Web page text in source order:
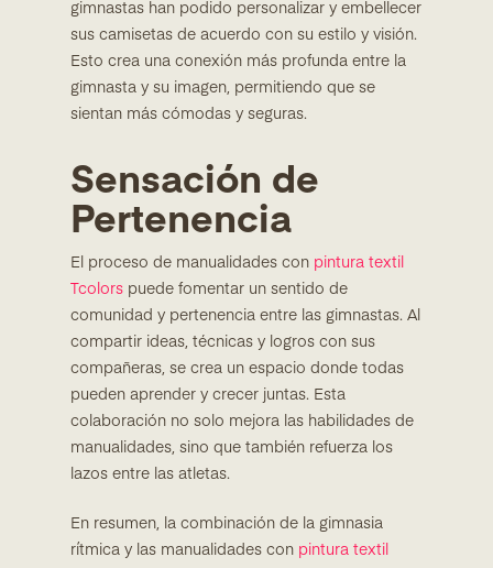
gimnastas han podido personalizar y embellecer
sus camisetas de acuerdo con su estilo y visión.
Esto crea una conexión más profunda entre la
gimnasta y su imagen, permitiendo que se
sientan más cómodas y seguras.
Sensación de
Pertenencia
El proceso de manualidades con pintura textil
Tcolors puede fomentar un sentido de
comunidad y pertenencia entre las gimnastas. Al
compartir ideas, técnicas y logros con sus
compañeras, se crea un espacio donde todas
pueden aprender y crecer juntas. Esta
colaboración no solo mejora las habilidades de
manualidades, sino que también refuerza los
lazos entre las atletas.
En resumen, la combinación de la gimnasia
rítmica y las manualidades con pintura textil